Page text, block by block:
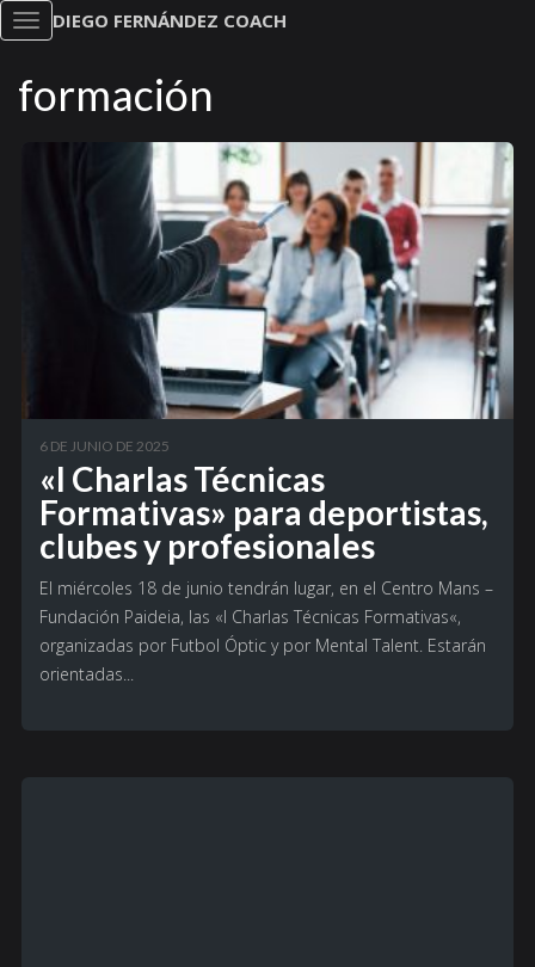
Toggle
navigation
DIEGO FERNÁNDEZ COACH
formación
6 DE JUNIO DE 2025
«I Charlas Técnicas
Formativas» para deportistas,
clubes y profesionales
El miércoles 18 de junio tendrán lugar, en el Centro Mans –
Fundación Paideia, las «I Charlas Técnicas Formativas«,
organizadas por Futbol Óptic y por Mental Talent. Estarán
orientadas...